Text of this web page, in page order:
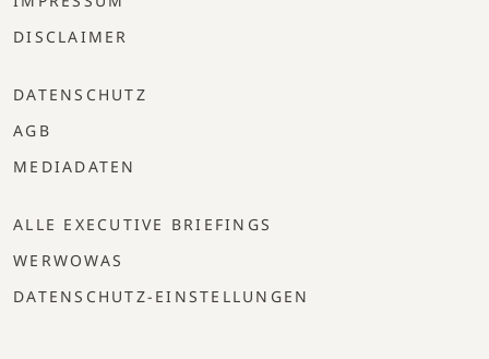
DISCLAIMER
DATENSCHUTZ
AGB
MEDIADATEN
ALLE EXECUTIVE BRIEFINGS
WERWOWAS
DATENSCHUTZ-EINSTELLUNGEN